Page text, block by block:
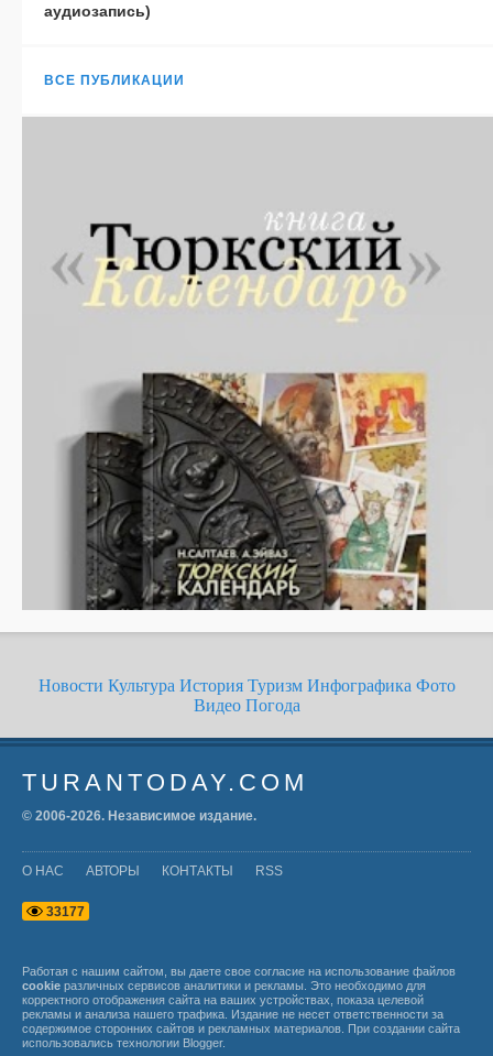
аудиозапись)
ВСЕ ПУБЛИКАЦИИ
Новости Культура История Туризм Инфографика Фото
Видео Погода
TURANTODAY.COM
© 2006-2026. Независимое издание.
О НАС АВТОРЫ КОНТАКТЫ RSS
33177
Работая с нашим сайтом, вы даете свое согласие на использование файлов
cookie различных сервисов аналитики и рекламы. Это необходимо для
корректного отображения сайта на ваших устройствах, показа целевой
рекламы и анализа нашего трафика. Издание не несет ответственности за
содержимое сторонних сайтов и рекламных материалов. При создании сайта
использовались технологии Blogger.